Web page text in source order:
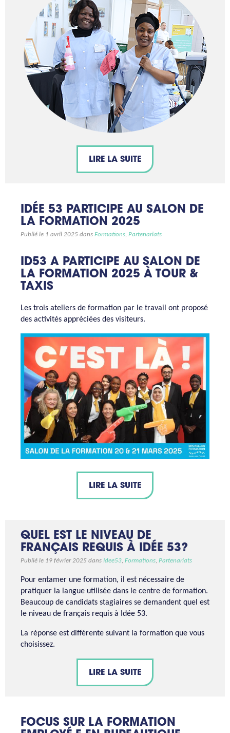
LIRE LA SUITE
IDÉE 53 PARTICIPE AU SALON DE
LA FORMATION 2025
Publié le 1 avril 2025 dans Formations, Partenariats
ID53 A PARTICIPE AU SALON DE
LA FORMATION 2025 À TOUR &
TAXIS
Les trois ateliers de formation par le travail ont proposé
des activités appréciées des visiteurs.
LIRE LA SUITE
QUEL EST LE NIVEAU DE
FRANÇAIS REQUIS À IDÉE 53?
Publié le 19 février 2025 dans Idee53, Formations, Partenariats
Pour entamer une formation, il est nécessaire de
pratiquer la langue utilisée dans le centre de formation.
Beaucoup de candidats stagiaires se demandent quel est
le niveau de français requis à Idée 53.
La réponse est différente suivant la formation que vous
choisissez.
LIRE LA SUITE
FOCUS SUR LA FORMATION